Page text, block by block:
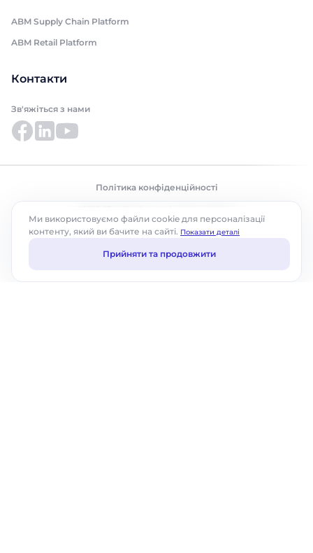
ABM Supply Chain Platform
ABM Retail Platform
Контакти
Зв'яжіться з нами
Політика конфіденційності
Ми використовуємо файли cookie для персоналізації
контенту, який ви бачите на сайті. Показати деталі
Прийняти та продовжити